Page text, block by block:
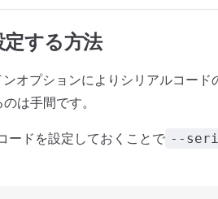
する方法
オプションによりシリアルコード
は手間です。
ードを設定しておくことで --